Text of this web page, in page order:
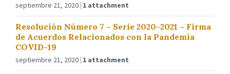
septiembre 21, 2020 1 attachment
Resolución Número 7 – Serie 2020-2021 – Firma
de Acuerdos Relacionados con la Pandemia
COVID-19
septiembre 21, 2020 1 attachment